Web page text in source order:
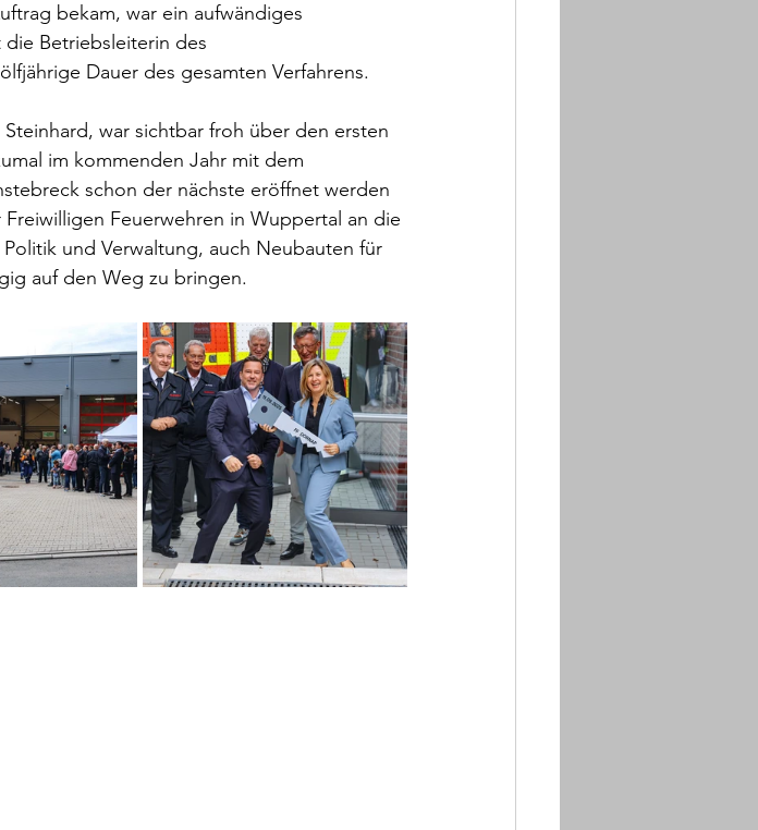
bekam, war ein aufwändiges
Betriebsleiterin des
Dauer des gesamten Verfahrens.
war sichtbar froh über den ersten
im kommenden Jahr mit dem
schon der nächste eröffnet werden
Feuerwehren in Wuppertal an die
und Verwaltung, auch Neubauten für
auf den Weg zu bringen.